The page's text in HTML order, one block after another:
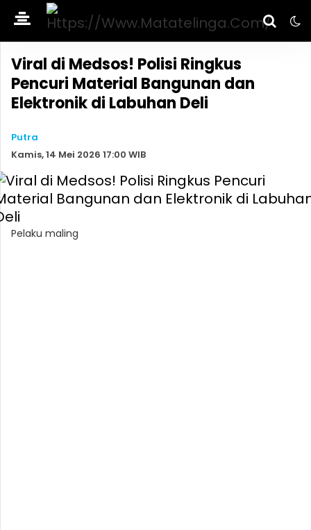
Viral di Medsos! Polisi Ringkus
Pencuri Material Bangunan dan
Elektronik di Labuhan Deli
Putra
Kamis, 14 Mei 2026 17:00 WIB
Pelaku maling